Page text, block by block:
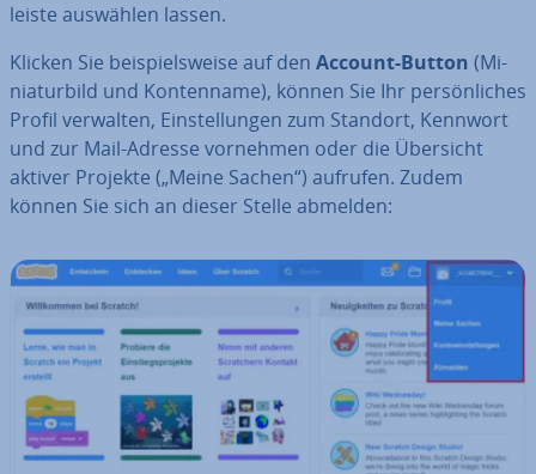
leis­te auswählen lassen.
Klicken Sie bei­spiels­wei­se auf den Account-Button (Mi­
nia­tur­bild und Kon­ten­na­me), können Sie Ihr per­sön­li­ches
Profil verwalten, Ein­stel­lun­gen zum Standort, Kennwort
und zur Mail-Adresse vornehmen oder die Übersicht
aktiver Projekte („Meine Sachen“) aufrufen. Zudem
können Sie sich an dieser Stelle abmelden: